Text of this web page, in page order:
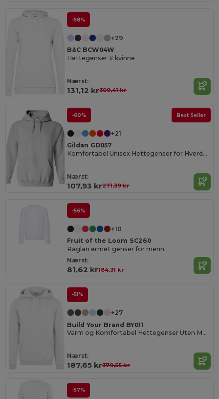
-58%
+29
B&C BCW04W
Hettegenser # kvinne
Nærst:
131,12 kr309,41 kr
-60% Best Seller
+21
Gildan GD057
Komfortabel Unisex Hettegenser for Hverdagsbruk
Nærst:
107,93 kr271,39 kr
-56%
+10
Fruit of the Loom SC260
Raglan ermet genser for menn
Nærst:
81,62 kr184,31 kr
-51%
+27
Build Your Brand BY011
Varm og Komfortabel Hettegenser Uten Merke
Nærst:
187,65 kr379,55 kr
-57%